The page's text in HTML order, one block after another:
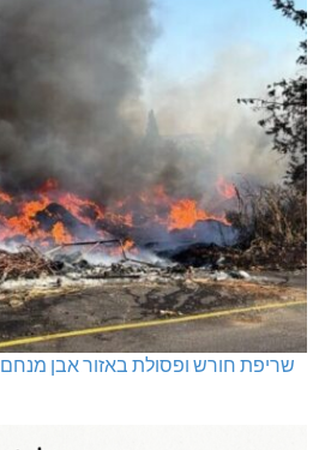
שריפת חורש ופסולת באזור אבן מנחם